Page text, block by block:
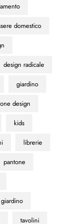
domestico
design radicale
giardino
design
kids
librerie
pantone
tavolini